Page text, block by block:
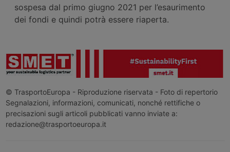
sospesa dal primo giugno 2021 per l’esaurimento
dei fondi e quindi potrà essere riaperta.
© TrasportoEuropa - Riproduzione riservata - Foto di repertorio
Segnalazioni, informazioni, comunicati, nonché rettifiche o
precisazioni sugli articoli pubblicati vanno inviate a:
redazione@trasportoeuropa.it